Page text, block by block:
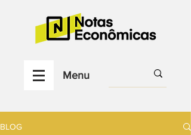
Menu
BLOG